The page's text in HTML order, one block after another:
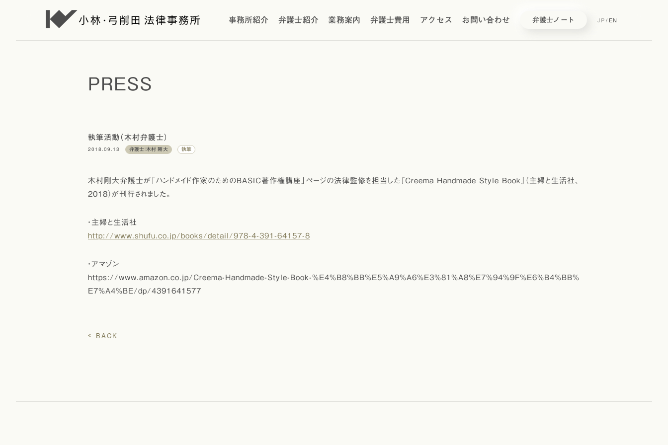
事務所紹介 弁護士紹介 業務案内 弁護士費用 アクセス お問い合わせ 弁護士ノート JP/ EN
PRESS
執筆活動（木村弁護士）
2018.09.13 弁護士：木村 剛大 執筆
木村剛大弁護士が「ハンドメイド作家のためのBASIC著作権講座」ページの法律監修を担当した『Creema Handmade Style Book』（主婦と生活社、
2018）が刊行されました。
・主婦と生活社
http://www.shufu.co.jp/books/detail/978-4-391-64157-8
・アマゾン
https://www.amazon.co.jp/Creema-Handmade-Style-Book-%E4%B8%BB%E5%A9%A6%E3%81%A8%E7%94%9F%E6%B4%BB%
E7%A4%BE/dp/4391641577
BACK